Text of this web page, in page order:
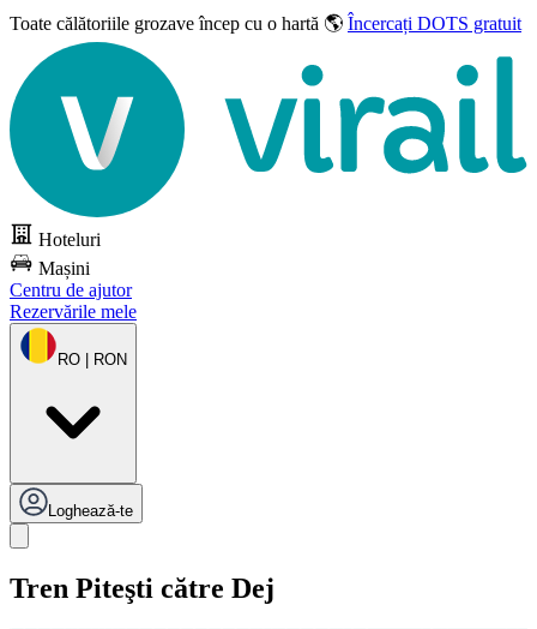
Toate călătoriile grozaveîncep cu o hartă 🌎 Încercați DOTS gratuit
Hoteluri
Mașini
Centru de ajutor
Rezervările mele
RO | RON
Loghează-te
Tren Piteşti către Dej